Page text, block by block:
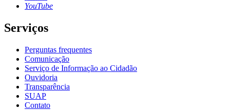
YouTube
Serviços
Perguntas frequentes
Comunicação
Serviço de Informação ao Cidadão
Ouvidoria
Transparência
SUAP
Contato